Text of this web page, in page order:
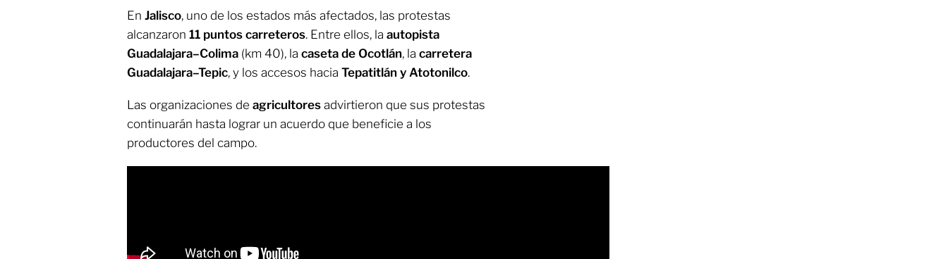
En Jalisco, uno de los estados más afectados, las protestas
alcanzaron 11 puntos carreteros. Entre ellos, la autopista
Guadalajara–Colima (km 40), la caseta de Ocotlán, la carretera
Guadalajara–Tepic, y los accesos hacia Tepatitlán y Atotonilco.
Las organizaciones de agricultores advirtieron que sus protestas
continuarán hasta lograr un acuerdo que beneficie a los
productores del campo.